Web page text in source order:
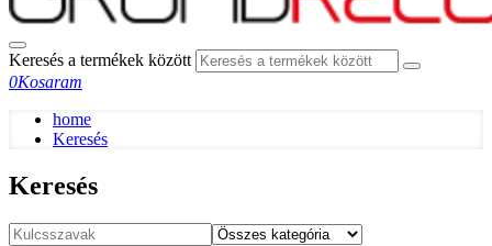
Keresés a termékek között
0Kosaram
home
Keresés
Keresés